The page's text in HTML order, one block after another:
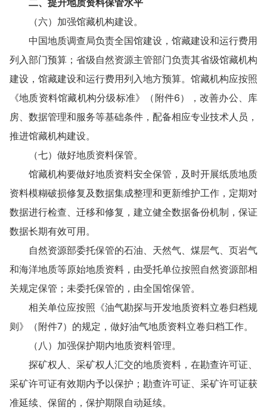
二、提升地质资料保管水平
（六）加强馆藏机构建设。
中国地质调查局负责全国馆建设，馆藏建设和运行费用
列入部门预算；省级自然资源主管部门负责其省级馆藏机构
建设，馆藏建设和运行费用列入地方预算。馆藏机构应按照
《地质资料馆藏机构分级标准》（附件6），改善办公、库
房、数据管理和服务等基础条件，配备相应专业技术人员，
推进馆藏机构建设。
（七）做好地质资料保管。
馆藏机构要做好地质资料安全保管，及时开展纸质地质
资料模糊破损修复及数据集成整理和更新维护工作，定期对
数据进行检查、迁移和修复，建立健全数据备份机制，保证
数据长期有效可用。
自然资源部委托保管的石油、天然气、煤层气、页岩气
和海洋地质等原始地质资料，由受托单位按照自然资源部相
关规定保管；未委托保管的，由全国馆保管。
相关单位应按照《油气勘探与开发地质资料立卷归档规
则》（附件7）的规定，做好油气地质资料立卷归档工作。
（八）加强保护期内地质资料管理。
探矿权人、采矿权人汇交的地质资料，在勘查许可证、
采矿许可证有效期内予以保护；勘查许可证、采矿许可证获
准延续、保留的，保护期限自动延续。